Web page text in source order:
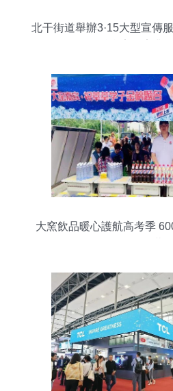
北干街道舉辦3·15大型宣傳
大窯飲品暖心護航高考季